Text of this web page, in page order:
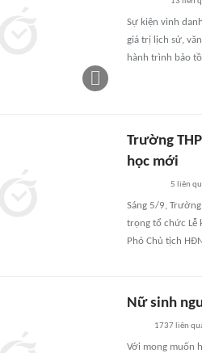
Sự kiện vinh
giá trị lịch sử,
hành trình bảo
Trường
học mới
5 liên
Sáng 5/9,
trọng tổ chức Lễ
Phó Chủ tịch
Nữ sinh
1737liên
Với mong muốn